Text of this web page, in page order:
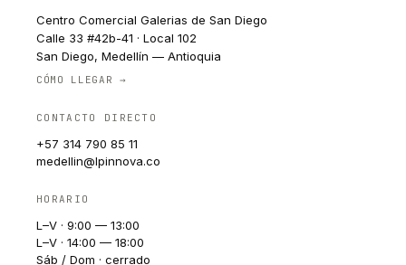
Centro Comercial Galerias de San Diego
Calle 33 #42b-41 · Local 102
San Diego, Medellín — Antioquia
CÓMO LLEGAR →
CONTACTO DIRECTO
+57 314 790 85 11
medellin@lpinnova.co
HORARIO
L–V · 9:00 — 13:00
L–V · 14:00 — 18:00
Sáb / Dom · cerrado